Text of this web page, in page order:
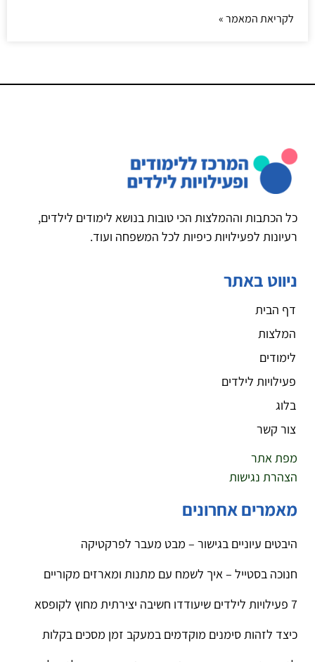
לקריאת המאמר »
כל הכתבות וההמלצות הכי טובות בנושא לימודים לילדים,
רעיונות לפעילויות כיפיות לכל המשפחה ועוד.
ניווט באתר
דף הבית
המלצות
לימודים
פעילויות לילדים
בלוג
צור קשר
מפת אתר
הצהרת נגישות
מאמרים אחרונים
היבטים עיוניים בגישור – מבט מעבר לפרקטיקה
חנוכה בסטייל – איך לשמח עם מתנות ומארזים מקוריים
7 פעילויות לילדים שיעודדו חשיבה יצירתית מחוץ לקופסא
כיצד לזהות סימנים מוקדמים במעקב זמן מסכים בקלות